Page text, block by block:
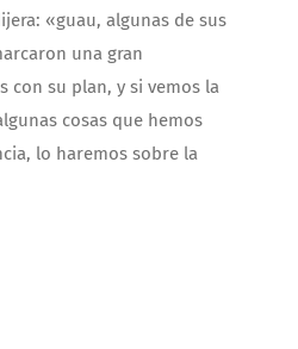
«guau, algunas de sus
una gran
con su plan, y si vemos la
cosas que hemos
lo haremos sobre la